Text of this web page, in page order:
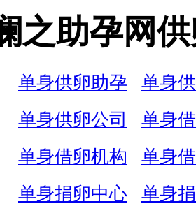
之助孕网
单身供卵助孕 单身
单身供卵公司
单身
单身借卵机构
单身
单身捐卵中心
单身